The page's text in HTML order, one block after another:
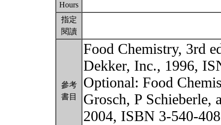
Hours
指定
閱讀
參考
書目
Food Chemistry, 3rd
Dekker, Inc., 1996,
Optional: Food
Grosch, P Schieberle,
2004, ISBN 3-540-